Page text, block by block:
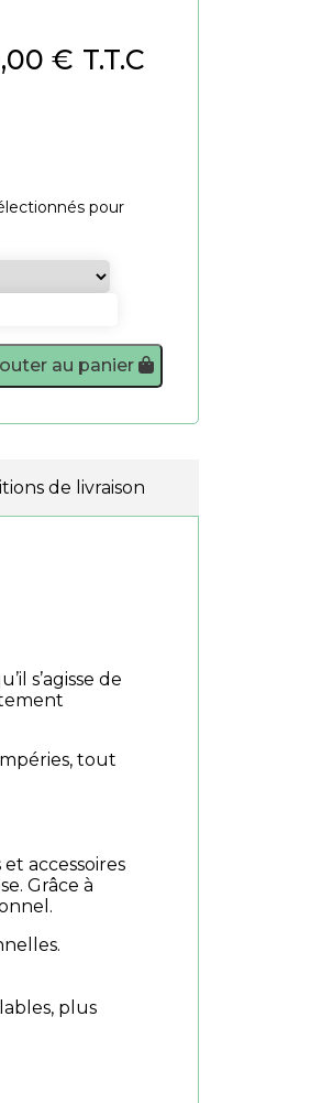
€ T.T.C
pour
au panier
de livraison
s’agisse de
tout
accessoires
Grâce à
plus